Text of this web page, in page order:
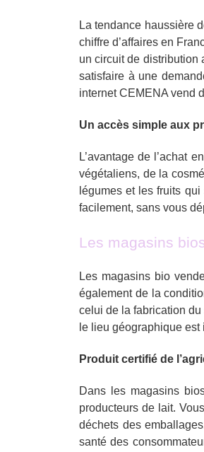
La tendance haussière
chiffre d’affaires en
un circuit de distribution
satisfaire à une
internet CEMENA vend
Un accès simple aux
L’avantage de l’achat
végétaliens, de la
légumes et les fruits
facilement, sans vous
Les magasins
Les magasins bio
également de la
celui de la fabrication
le lieu géographique
Produit certifié de
Dans les magasins
producteurs de lait.
déchets des
santé des